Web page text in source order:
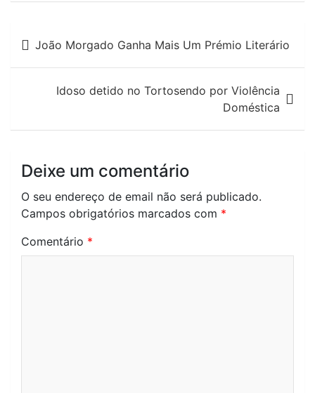
Navegação
de
artigos
João Morgado Ganha Mais Um Prémio Literário
Idoso detido no Tortosendo por Violência
Doméstica
Deixe um comentário
O seu endereço de email não será publicado.
Campos obrigatórios marcados com *
Comentário *